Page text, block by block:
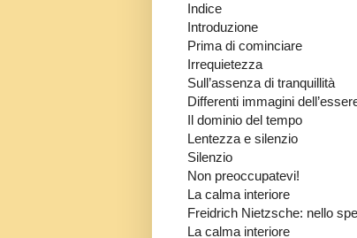
Indice
Introduzione
Prima di cominciare
Irrequietezza
Sull’assenza di tranquillità
Differenti immagini
Il dominio del tempo
Lentezza e silenzio
Silenzio
Non preoccupatevi!
La calma interiore
Freidrich Nietzsche: nello
La calma interiore